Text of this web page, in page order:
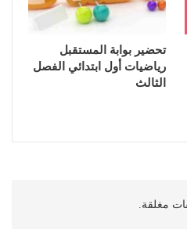
تحضير بوابة المستقبل
رياضيات أول ابتدائي الفصل
الثالث
مغلقة.